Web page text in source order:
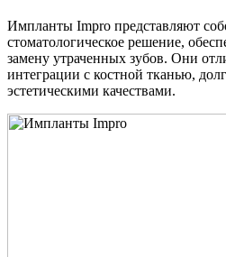
Импланты Impro представляют
стоматологическое решение,
замену утраченных зубов. Они
интеграции с костной тканью,
эстетическими качествами.